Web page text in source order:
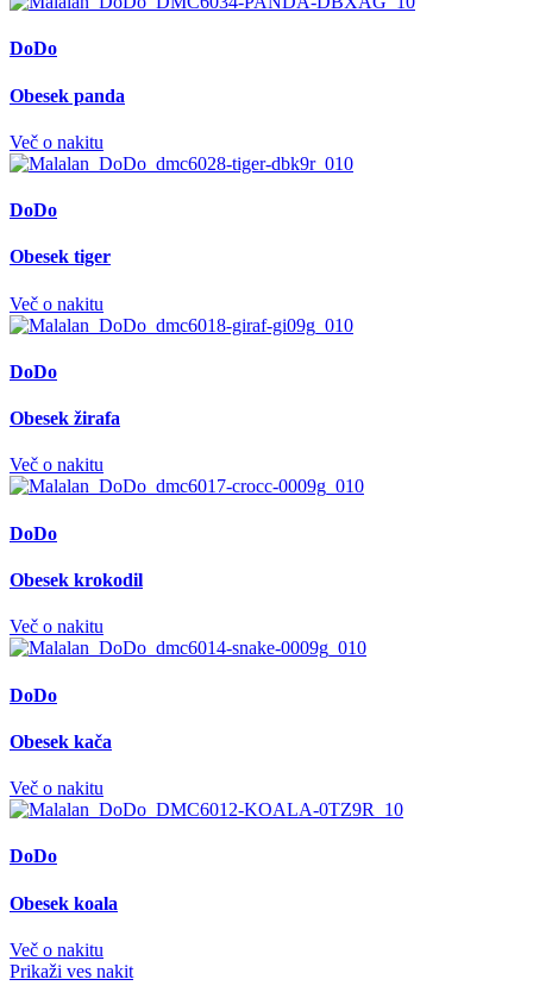
DoDo
Obesek panda
Več o nakitu
DoDo
Obesek tiger
Več o nakitu
DoDo
Obesek žirafa
Več o nakitu
DoDo
Obesek krokodil
Več o nakitu
DoDo
Obesek kača
Več o nakitu
DoDo
Obesek koala
Več o nakitu
Prikaži ves nakit